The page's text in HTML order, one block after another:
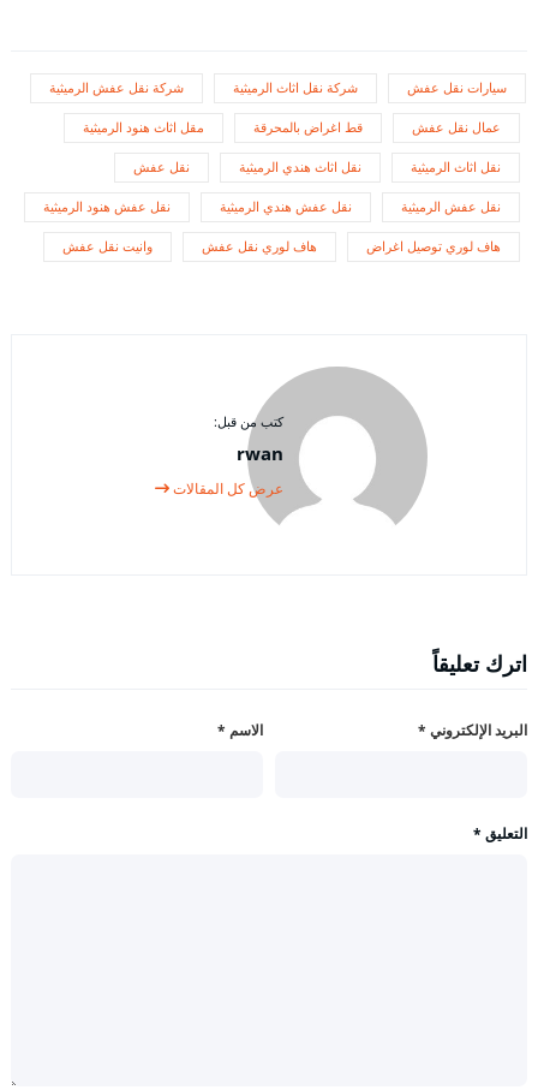
سيارات نقل عفش شركة نقل اثاث الرميثية شركة نقل عفش الرميثية
عمال نقل عفش قط اغراض بالمحرقة مقل اثاث هنود الرميثية
نقل اثاث الرميثية نقل اثاث هندي الرميثية نقل عفش
نقل عفش الرميثية نقل عفش هندي الرميثية نقل عفش هنود الرميثية
هاف لوري توصيل اغراض هاف لوري نقل عفش وانيت نقل عفش
كتب من قبل:
rwan
عرض كل المقالات
اترك تعليقاً
الاسم * البريد الإلكتروني *
التعليق *